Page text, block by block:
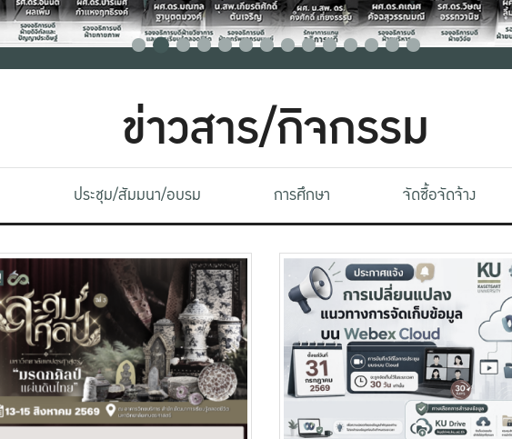
ข่าวสาร/กิจกรรม
ประชุม/สัมมนา/อบรม การศึกษา จัดซื้อจัดจ้าง